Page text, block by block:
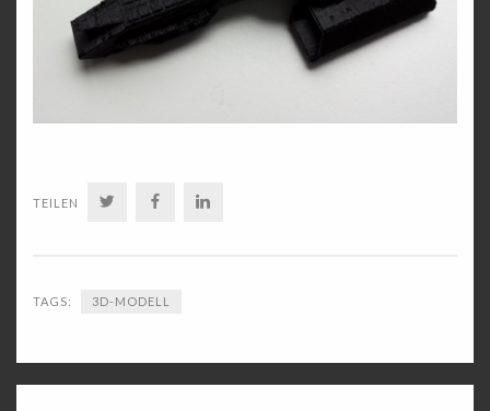
TEILEN TWITTERFACEBOOK
TAGS: 3D-MODELL